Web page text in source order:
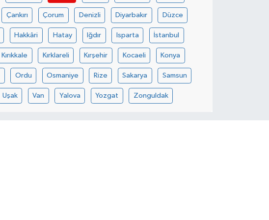
Çankırı Çorum Denizli Diyarbakır Düzce
Hakkâri Hatay Iğdır Isparta İstanbul
Kırıkkale Kırklareli Kırşehir Kocaeli Konya
Ordu Osmaniye Rize Sakarya Samsun
Uşak Van Yalova Yozgat Zonguldak